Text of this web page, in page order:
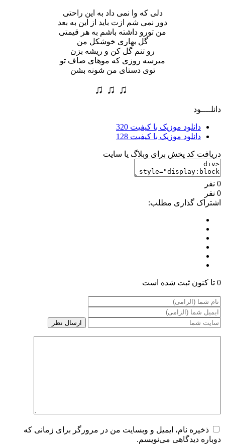
دلی که وا نمی داد به این راحتی
دور نمی شم ازت باید از این به بعد
من تورو داشته باشم به هر قیمتی
گل بهاری خوشکل من
رو تنم گل کن و ریشه بزن
میرسه روزی که موهای صاف تو
توی دستای من شونه بشن
♫ ♫ ♫
دانلــــود
دانلود موزیک با کیفیت 320
دانلود موزیک با کیفیت 128
دریافت کد پخش برای وبلاگ یا سایت
0 نفر
0 نفر
اشتراک گذاری مطلب:
0 تا کنون ثبت شده است
ذخیره نام، ایمیل و وبسایت من در مرورگر برای زمانی که
دوباره دیدگاهی می‌نویسم.